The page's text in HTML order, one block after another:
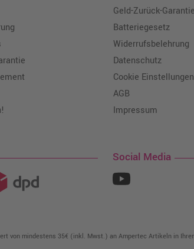
Geld-Zurück-Garantie
Batteriegesetz
Widerrufsbelehrung
Datenschutz
Cookie Einstellungen
AGB
Impressum
Social Media
von mindestens 35€ (inkl. Mwst.) an Ampertec Artikeln in